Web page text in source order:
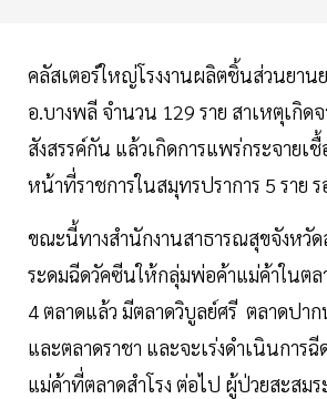
คลัสเตอร์ใหญ่โรงงานผลิตชิ้นส่วนยาน
อ.บางพลี จำนวน 129 ราย สาเหตุเกิด
สังสรรค์กัน แล้วเกิดการแพร่กระจายเ
หน้าที่ราชการในสมุทรปราการ 5 ราย
ขณะนี้ทางสำนักงานสาธารณสุขจังหวัด
ระดมฉีดวัคซีนให้กลุ่มพ่อค้าแม่ค้าในต
4 ตลาดแล้ว มีตลาดวิบูลย์ศรี ตลาดปาก
และตลาดราชา และจะเร่งดำเนินการ
แม่ค้าที่ตลาดสำโรง ต่อไป ผู้ป่วยสะสม